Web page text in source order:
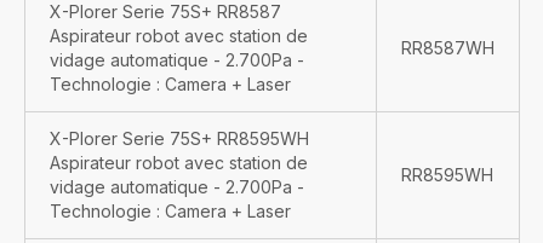
X-Plorer Serie 75S+ RR8587
Aspirateur robot avec station de
vidage automatique - 2.700Pa -
Technologie : Camera + Laser
RR8587WH
X-Plorer Serie 75S+ RR8595WH
Aspirateur robot avec station de
vidage automatique - 2.700Pa -
Technologie : Camera + Laser
RR8595WH